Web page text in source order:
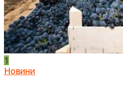
1
Новини